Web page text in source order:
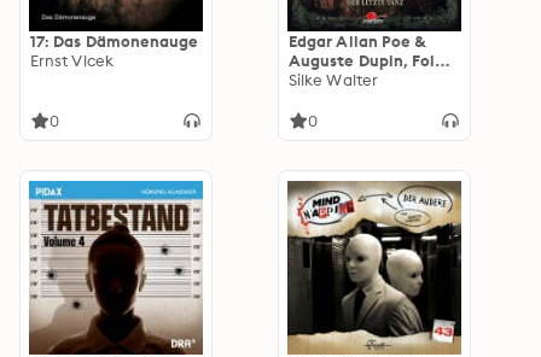
17: Das Dämonenauge
Ernst Vlcek
0
Edgar Allan Poe &
Auguste Dupin, Folge
33: Der letzte Tanz
Silke Walter
0